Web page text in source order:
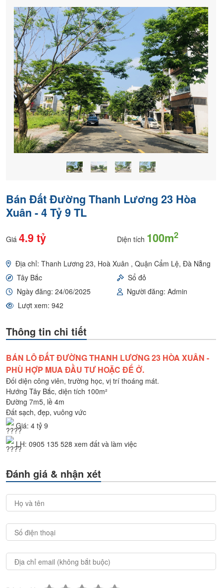
chính
chủ
Bán Đất Đường Thanh Lương 23 Hòa
Xuân - 4 Tỷ 9 TL
Giá 4.9 tỷ Diện tích 100m2
Địa chỉ: Thanh Lương 23, Hoà Xuân , Quận Cẩm Lệ, Đà Nẵng
Tây Bắc
Sổ đỏ
Ngày đăng: 24/06/2025
Người đăng: Admin
Lượt xem: 942
Thông tin chi tiết
BÁN LÔ ĐẤT ĐƯỜNG THANH LƯƠNG 23 HÒA XUÂN -
PHÙ HỢP MUA ĐẦU TƯ HOẶC ĐỂ Ở.
Đối diện công viên, trường học, vị trí thoáng mát.
Hướng Tây Bắc, diện tích 100m²
Đường 7m5, lề 4m
Đất sạch, đẹp, vuông vức
Giá: 4 tỷ 9
LH: 0905 135 528 xem đất và làm việc
Đánh giá & nhận xét